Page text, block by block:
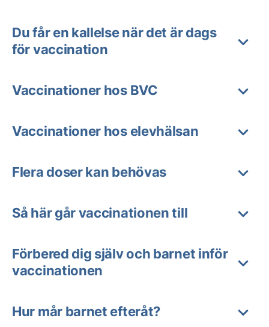
Du får en kallelse när det är dags
för vaccination
Vaccinationer hos BVC
Vaccinationer hos elevhälsan
Flera doser kan behövas
Så här går vaccinationen till
Förbered dig själv och barnet inför
vaccinationen
Hur mår barnet efteråt?